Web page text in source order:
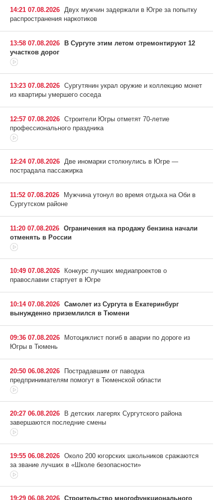
14:21 07.08.2026 Двух мужчин задержали в Югре за попытку
распространения наркотиков
13:58 07.08.2026
В Сургуте этим летом отремонтируют 12
участков дорог
13:23 07.08.2026 Сургутянин украл оружие и коллекцию монет
из квартиры умершего соседа
12:57 07.08.2026 Строители Югры отметят 70-летие
профессионального праздника
12:24 07.08.2026 Две иномарки столкнулись в Югре —
пострадала пассажирка
11:52 07.08.2026
Мужчина утонул во время отдыха на Оби в
Сургутском районе
11:20 07.08.2026 Ограничения на продажу бензина начали
отменять в России
10:49 07.08.2026
Конкурс лучших медиапроектов о
православии стартует в Югре
10:14 07.08.2026 Самолет из Сургута в Екатеринбург
вынужденно приземлился в Тюмени
09:36 07.08.2026
Мотоциклист погиб в аварии по дороге из
Югры в Тюмень
20:50 06.08.2026
Пострадавшим от паводка
предпринимателям помогут в Тюменской области
20:27 06.08.2026
В детских лагерях Сургутского района
завершаются последние смены
19:55 06.08.2026 Около 200 югорских школьников сражаются
за звание лучших в «Школе безопасности»
19:29 06.08.2026 Строительство многофункционального